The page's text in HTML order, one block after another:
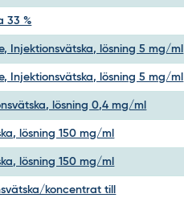
33 %
Injektionsvätska, lösning 5 mg/ml
Injektionsvätska, lösning 5 mg/ml
lösning 0,4 mg/ml
lösning 150 mg/ml
lösning 150 mg/ml
koncentrat till